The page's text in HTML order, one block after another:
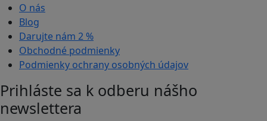
O nás
Blog
Darujte nám 2 %
Obchodné podmienky
Podmienky ochrany osobných údajov
Prihláste sa k odberu nášho
newslettera